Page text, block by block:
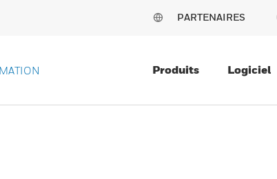
PARTENAIRES
Produits Logiciel